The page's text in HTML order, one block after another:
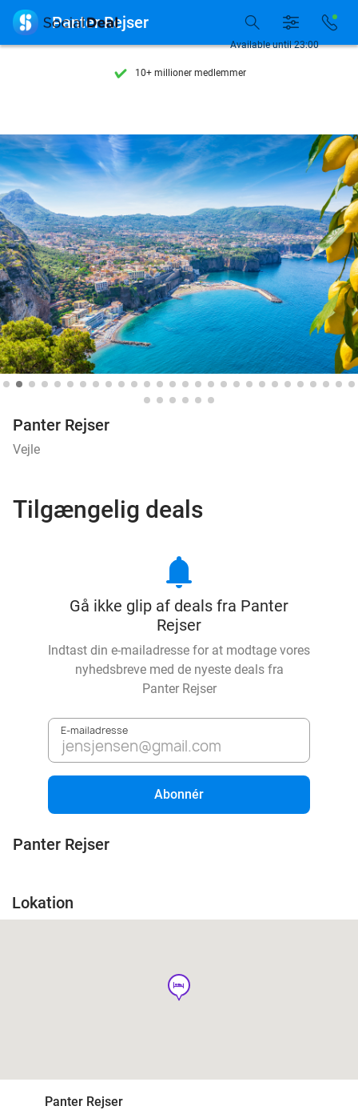
Tilgængelig 7 dage om ugen
10+ millioner medlemmer
Tilgængelig 7 dage om ugen
10+ millioner medlemmer
Available until 23:00
 Panter Rejser
Panter Rejser
Vejle
Tilgængelig deals
notifications
Gå ikke glip af deals fra Panter
Rejser
Indtast din e-mailadresse for at modtage vores
nyhedsbreve med de nyeste deals fra
Panter Rejser
E-mailadresse
Abonnér
Panter Rejser
Lokation
hotel
Panter Rejser